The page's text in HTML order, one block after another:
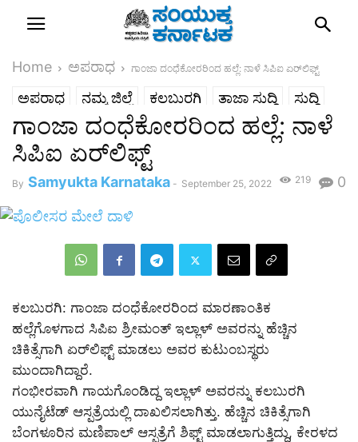
Home ಅಪರಾಧ ಗಾಂಜಾ ದಂಧೆಕೋರರಿಂದ ಹಲ್ಲೆ: ನಾಳೆ ಸಿಪಿಐ ಏರ್‌ಲಿಫ್ಟ್
ಅಪರಾಧ ನಮ್ಮ ಜಿಲ್ಲೆ ಕಲಬುರಗಿ ತಾಜಾ ಸುದ್ದಿ
ಸುದ್ದಿ
ರಾಜ್ಯ
ಗಾಂಜಾ ದಂಧೆಕೋರರಿಂದ ಹಲ್ಲೆ: ನಾಳೆ
ಸಿಪಿಐ ಏರ್‌ಲಿಫ್ಟ್
By Samyukta Karnataka - September 25, 2022 0
219
ಕಲಬುರಗಿ: ಗಾಂಜಾ ದಂಧೆಕೋರರಿಂದ ಮಾರಣಾಂತಿಕ
ಹಲ್ಲೆಗೊಳಗಾದ ಸಿಪಿಐ ಶ್ರೀಮಂತ್ ಇಲ್ಲಾಳ್ ಅವರನ್ನು ಹೆಚ್ಚಿನ
ಚಿಕಿತ್ಸೆಗಾಗಿ ಏರ್‌ಲಿಫ್ಟ್ ಮಾಡಲು ಅವರ ಕುಟುಂಬಸ್ಥರು
ಮುಂದಾಗಿದ್ದಾರೆ.
ಗಂಭೀರವಾಗಿ ಗಾಯಗೊಂಡಿದ್ದ ಇಲ್ಲಾಳ್‌ ಅವರನ್ನು ಕಲಬುರಗಿ
ಯುನೈಟೆಡ್ ಆಸ್ಪತ್ರೆಯಲ್ಲಿ ದಾಖಲಿಸಲಾಗಿತ್ತು. ಹೆಚ್ಚಿನ ಚಿಕಿತ್ಸೆಗಾಗಿ
ಬೆಂಗಳೂರಿನ ಮಣಿಪಾಲ್ ಆಸ್ಪತ್ರೆಗೆ ಶಿಫ್ಟ್ ಮಾಡಲಾಗುತ್ತಿದ್ದು, ಕೇರಳದ